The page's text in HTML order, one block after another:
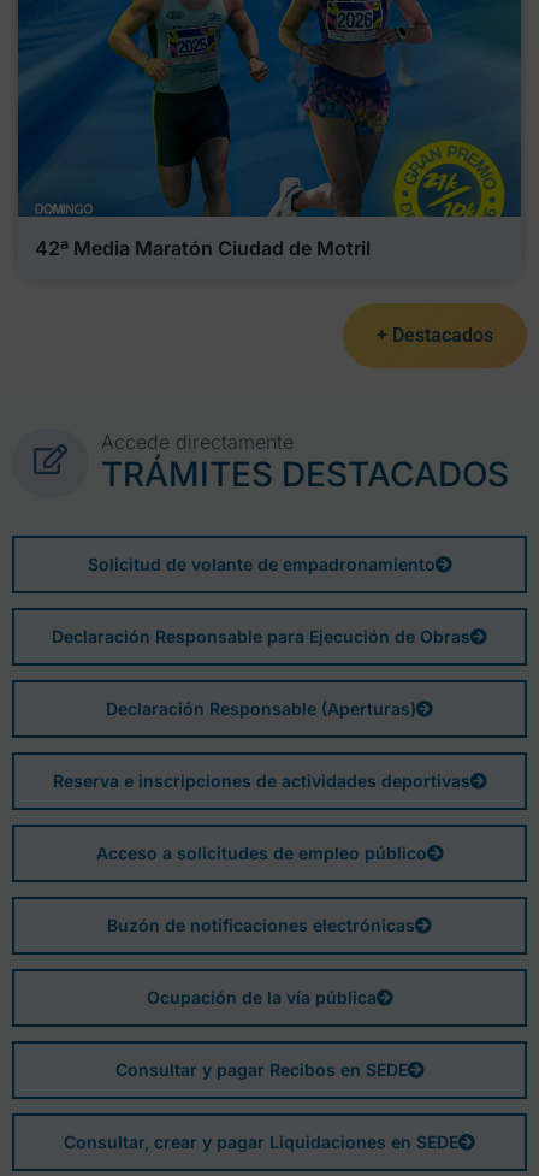
42ª Media Maratón Ciudad de Motril
+ Destacados
Accede directamente
TRÁMITES DESTACADOS
Solicitud de volante de empadronamiento
Declaración Responsable para Ejecución de Obras
Declaración Responsable (Aperturas)
Reserva e inscripciones de actividades deportivas
Acceso a solicitudes de empleo público
Buzón de notificaciones electrónicas
Ocupación de la vía pública
Consultar y pagar Recibos en SEDE
Consultar, crear y pagar Liquidaciones en SEDE